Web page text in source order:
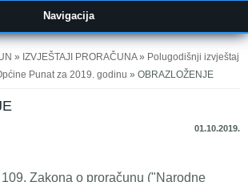
Navigacija
» IZVJEŠTAJI PRORAČUNA» Polugodišnji izvještaj
Punat za 2019. godinu » OBRAZLOŽENJE
01.10.2019.
Zakona o proračunu ("Narodne